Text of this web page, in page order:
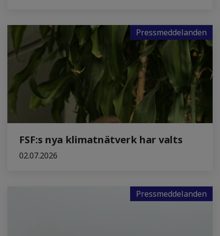
Pressmeddelanden
FSF:s nya klimatnätverk har valts
02.07.2026
Pressmeddelanden